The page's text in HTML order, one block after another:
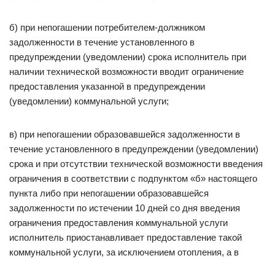
б) при непогашении потребителем-должником
задолженности в течение установленного в
предупреждении (уведомлении) срока исполнитель при
наличии технической возможности вводит ограничение
предоставления указанной в предупреждении
(уведомлении) коммунальной услуги;
в) при непогашении образовавшейся задолженности в
течение установленного в предупреждении (уведомлении)
срока и при отсутствии технической возможности введения
ограничения в соответствии с подпунктом «б» настоящего
пункта либо при непогашении образовавшейся
задолженности по истечении 10 дней со дня введения
ограничения предоставления коммунальной услуги
исполнитель приостанавливает предоставление такой
коммунальной услуги, за исключением отопления, а в